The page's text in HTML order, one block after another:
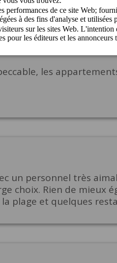
les
un personnel très
choix. Rien de mieux
plage et quelques